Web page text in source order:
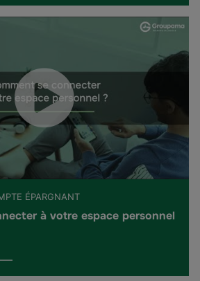
ÉPARGNANT
à votre espace personnel